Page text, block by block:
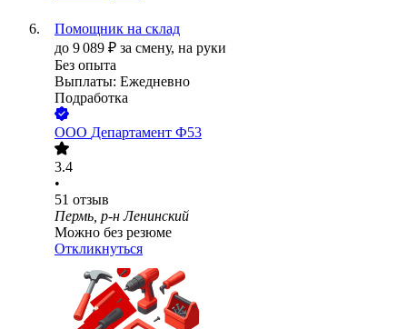
Помощник на склад
до 9 089 ₽ за смену, на руки
Без опыта
Выплаты: Ежедневно
Подработка
ООО Департамент Ф53
3.4
•
51 отзыв
Пермь, р-н Ленинский
Можно без резюме
Откликнуться